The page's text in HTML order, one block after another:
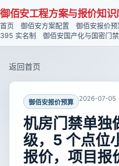
御佰安工程方案与报价知识
首页 御佰安方案配置 御佰安报价预
395 实名制
御佰安国产化与国密门禁
返回首页
御佰安报价预算 2026-07-05
机房门禁单独
级，5 个点位
报价，项目报